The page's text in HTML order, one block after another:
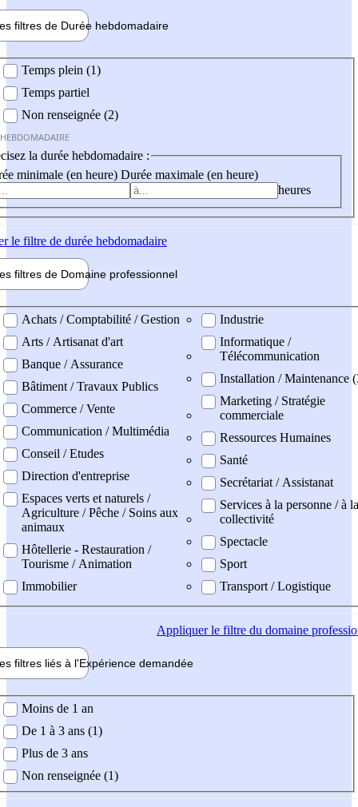
filtres de Durée hebdomadaire
Temps plein (1)
Temps partiel
Non renseignée (2)
la durée hebdomadaire :
minimale (en heure) Durée maximale (en heure)
heures
le filtre de durée hebdomadaire
filtres de Domaine professionnel
professionel
Achats / Comptabilité / Gestion
Arts / Artisanat d'art
Banque / Assurance
Bâtiment / Travaux Publics
Commerce / Vente
Communication / Multimédia
Conseil / Etudes
Direction d'entreprise
Espaces verts et naturels /
Agriculture / Pêche / Soins aux
animaux
Hôtellerie - Restauration /
Tourisme / Animation
Immobilier
Industrie
Informatique /
Télécommunication
Installation / Maintenance
Marketing / Stratégie
commerciale
Ressources Humaines
Santé
Secrétariat / Assistanat
Services à la personne / à la
collectivité
Spectacle
Sport
Transport / Logistique
Appliquerle filtre du domaine
filtres liés à l'Expérience demandée
demandée
Moins de 1 an
De 1 à 3 ans (1)
Plus de 3 ans
Non renseignée (1)